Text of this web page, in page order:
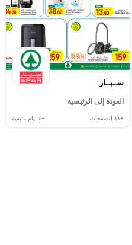
ســبــار
العودة إلى الرئيسية
+١١ الصفحات +٤ ايام متبقية